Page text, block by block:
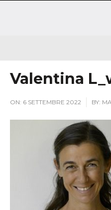
Valentina
ON: 6 SETTEMBRE 2022 BY: